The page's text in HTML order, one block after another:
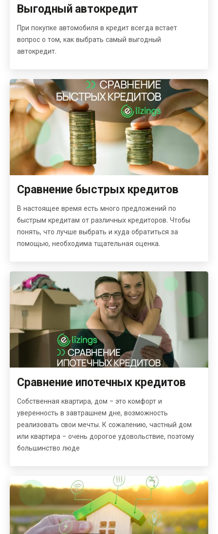
Выгодный автокредит
При покупке автомобиля в кредит всегда встает
вопрос о том, как выбрать самый выгодный
автокредит.
Сравнение быстрых кредитов
В настоящее время есть много предложений по
быстрым кредитам от различных кредиторов. Чтобы
понять, что лучше выбрать и куда обратиться за
помощью, необходима тщательная оценка.
Сравнение ипотечных кредитов
Собственная квартира, дом - это комфорт и
уверенность в завтрашнем дне, возможность
реализовать свои мечты. К сожалению, частный дом
или квартира - очень дорогое удовольствие, поэтому
большинство люде